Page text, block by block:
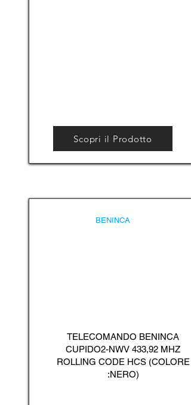
Scopri il Prodotto
BENINCA
TELECOMANDO BENINCA
CUPIDO2-NWV 433,92 MHZ
ROLLING CODE HCS (COLORE
:NERO)